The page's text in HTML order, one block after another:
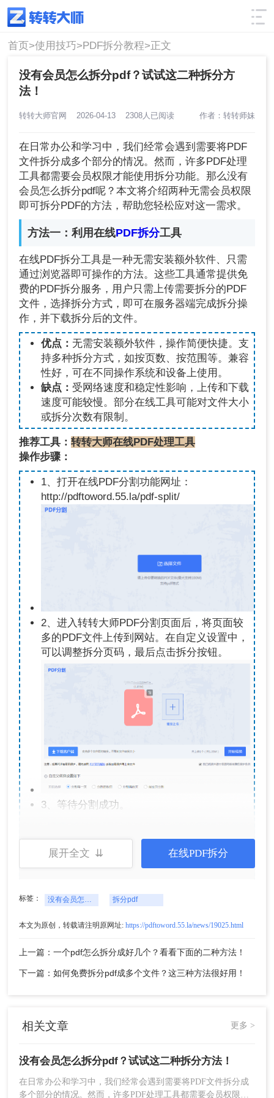
使用技巧 筛选
首页>使用技巧>PDF拆分教程>正文
没有会员怎么拆分pdf？试试这二种拆分方
法！
转转大师官网 2026-04-13 2308人已阅读 作者：转转师妹
在日常办公和学习中，我们经常会遇到需要将PDF
文件拆分成多个部分的情况。然而，许多PDF处理
工具都需要会员权限才能使用拆分功能。那么没有
会员怎么拆分pdf呢？本文将介绍两种无需会员权限
即可拆分PDF的方法，帮助您轻松应对这一需求。
方法一：利用在线PDF拆分工具
在线PDF拆分工具是一种无需安装额外软件、只需
通过浏览器即可操作的方法。这些工具通常提供免
费的PDF拆分服务，用户只需上传需要拆分的PDF
文件，选择拆分方式，即可在服务器端完成拆分操
作，并下载拆分后的文件。
优点： 无需安装额外软件，操作简便快捷。支
持多种拆分方式，如按页数、按范围等。兼容
性好，可在不同操作系统和设备上使用。
缺点： 受网络速度和稳定性影响，上传和下载
速度可能较慢。部分在线工具可能对文件大小
或拆分次数有限制。
推荐工具：转转大师在线PDF处理工具
操作步骤：
1、打开在线PDF分割功能网址：
http://pdftoword.55.la/pdf-split/
2、进入转转大师PDF分割页面后，将页面较
多的PDF文件上传到网站。在自定义设置中，
可以调整拆分页码，最后点击拆分按钮。
3、等待分割成功。
4、拆分完成后，下载拆分后的PDF文件到本
免上传失败或文件损坏。在下载拆分后的文件前，
方法二：使用免费PDF阅读器进行拆分
内置了基础的编辑和拆分功能。用户可以在这些阅
读器中打开需要拆分的PDF文件，通过菜单中的编
辑或页面管理选项进行拆分操作。这种方法无需额
展开全文 ⇊ 在线PDF拆分
标签： 没有会员怎么拆分pdf 拆分pdf
本文为原创，转载请注明原网址: https://pdftoword.55.la/news/19025.html
上一篇：一个pdf怎么拆分成好几个？看看下面的二种方法！
下一篇：如何免费拆分pdf成多个文件？这三种方法很好用！
相关文章 更多 >
没有会员怎么拆分pdf？试试这二种拆分方法！
在日常办公和学习中，我们经常会遇到需要将PDF文件拆分成
多个部分的情况。然而，许多PDF处理工具都需要会员权限才